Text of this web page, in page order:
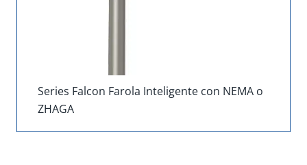
Series Falcon Farola Inteligente con NEMA o
ZHAGA